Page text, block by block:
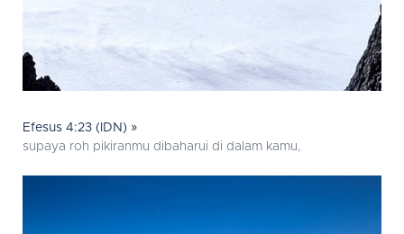
Efesus 4:23 (IDN) »
supaya roh pikiranmu dibaharui di dalam kamu,